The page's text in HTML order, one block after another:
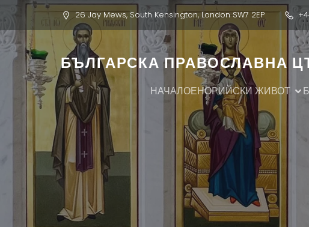
26 Jay Mews, South Kensington, London SW7 2EP
БЪЛГАРСКА ПРАВОСЛАВНА
НАЧАЛОЕНОРИЙСКИ ЖИВОТ